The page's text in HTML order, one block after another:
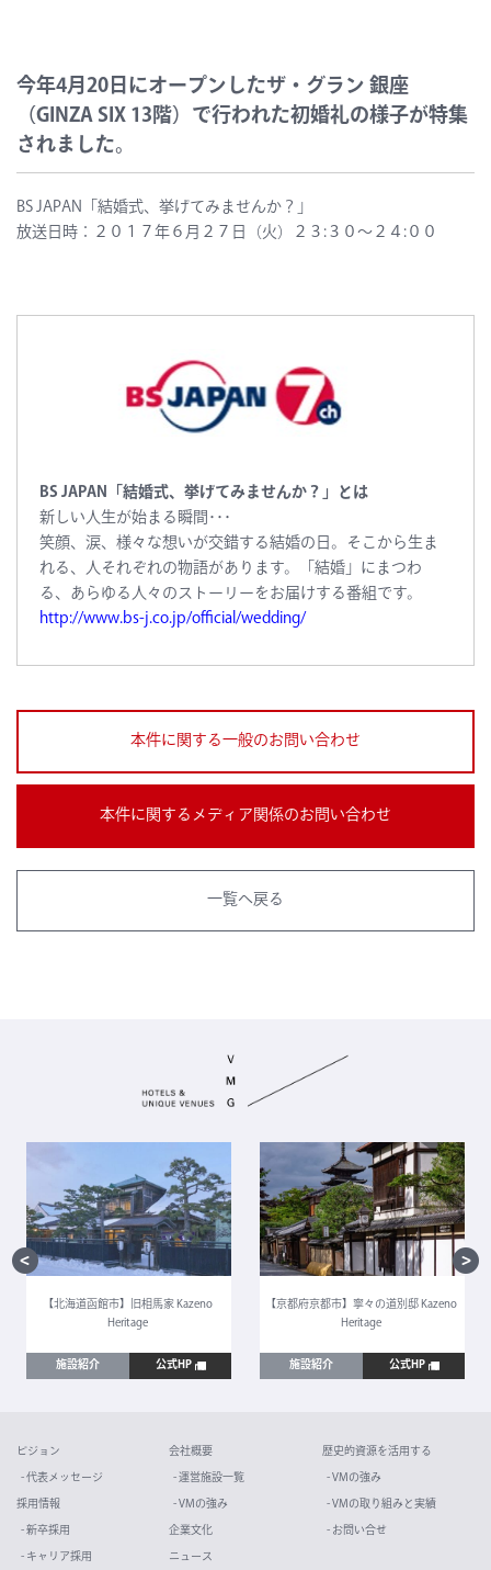
今年4月20日にオープンしたザ・グラン 銀座
（GINZA SIX 13階）で行われた初婚礼の様子が特集
されました。
BS JAPAN「結婚式、挙げてみませんか？」
放送日時：２０１７年６月２７日（火）２３:３０～２４:００
BS JAPAN「結婚式、挙げてみませんか？」とは
新しい人生が始まる瞬間･･･
笑顔、涙、様々な想いが交錯する結婚の日。そこから生ま
れる、人それぞれの物語があります。「結婚」にまつわ
る、あらゆる人々のストーリーをお届けする番組です。
http://www.bs-j.co.jp/official/wedding/
本件に関する一般のお問い合わせ
本件に関するメディア関係のお問い合わせ
一覧へ戻る
【北海道函館市】旧相馬家 Kazeno
Heritage
施設紹介 公式HP
【京都府京都市】寧々の道別邸 Kazeno
Heritage
施設紹介 公式HP
ビジョン
- 代表メッセージ
採用情報
- 新卒採用
- キャリア採用
会社概要
- 運営施設一覧
- VMの強み
企業文化
ニュース
歴史的資源を活用する
- VMの強み
- VMの取り組みと実績
- お問い合せ